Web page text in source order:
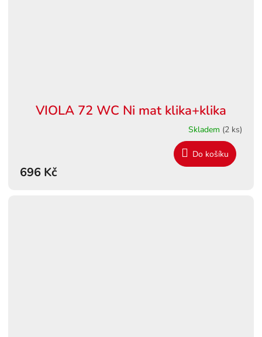
VIOLA 72 WC Ni mat klika+klika
Skladem (2 ks)
696 Kč
Do košíku